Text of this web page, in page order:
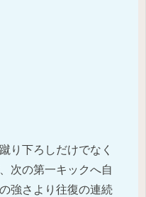
り下ろしだけでなく
次の第一キックへ自
強さより往復の連続